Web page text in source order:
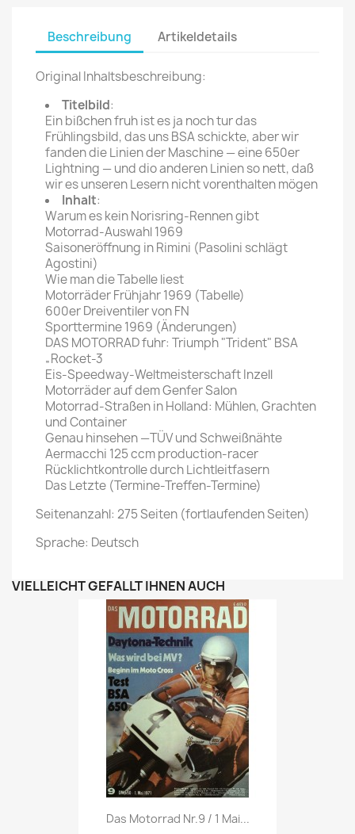
Beschreibung Artikeldetails
Original Inhaltsbeschreibung:
Titelbild:
Ein bißchen fruh ist es ja noch tur das
Frühlingsbild, das uns BSA schickte, aber wir
fanden die Linien der Maschine — eine 650er
Lightning — und dio anderen Linien so nett, daß
wir es unseren Lesern nicht vorenthalten mögen
Inhalt:
Warum es kein Norisring-Rennen gibt
Motorrad-Auswahl 1969
Saisoneröffnung in Rimini (Pasolini schlägt
Agostini)
Wie man die Tabelle liest
Motorräder Frühjahr 1969 (Tabelle)
600er Dreiventiler von FN
Sporttermine 1969 (Änderungen)
DAS MOTORRAD fuhr: Triumph "Trident" BSA
„Rocket-3
Eis-Speedway-Weltmeisterschaft Inzell
Motorräder auf dem Genfer Salon
Motorrad-Straßen in Holland: Mühlen, Grachten
und Container
Genau hinsehen —TÜV und Schweißnähte
Aermacchi 125 ccm production-racer
Rücklichtkontrolle durch Lichtleitfasern
Das Letzte (Termine-Treffen-Termine)
Seitenanzahl: 275 Seiten (fortlaufenden Seiten)
Sprache: Deutsch
VIELLEICHT GEFÄLLT IHNEN AUCH
Vorschau
Das Motorrad Nr.9 / 1 Mai...